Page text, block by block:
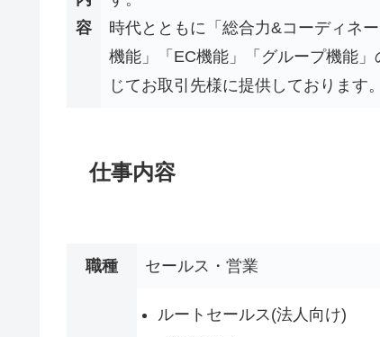
容
時代とともに「総合力&コーディネ
機能」「EC機能」「グループ機能
じてお取引先様に提供しております。
仕事内容
職種 セールス・営業
ルートセールス(法人向け)